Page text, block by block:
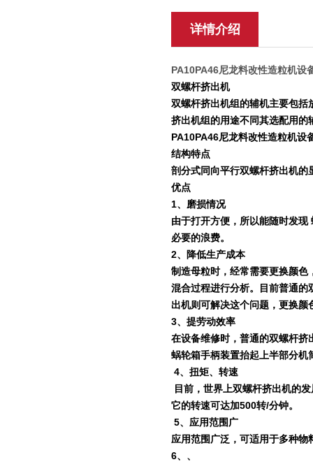
详情介绍
PA10PA46尼龙料改性造粒机设
双螺杆挤出机
双螺杆挤出机组的辅机主要包
挤出机组的用途不同其选配用
PA10PA46尼龙料改性造粒机设
结构特点
剖分式同向平行双螺杆挤出机的
优点
1、磨损情况
由于打开方便，所以能随时发
必要的浪费。
2、降低生产成本
制造母粒时，经常需要更换颜
混合过程进行分析。目前普通的
出机则可解决这个问题，更换
3、提劳动效率
在设备维修时，普通的双螺杆
蜗轮箱手柄装置抬起上半部分机
4、扭矩、转速
目前，世界上双螺杆挤出机的
它的转速可达加500转/分钟。
5、应用范围广
应用范围广泛，可适用于多种物
6、、